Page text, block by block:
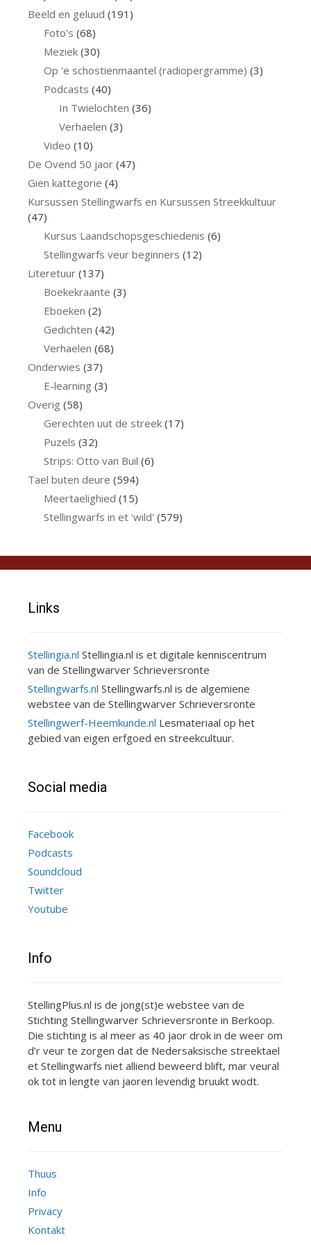
Beeld en geluud (191)
Foto's (68)
Meziek(30)
Op 'e schostienmaantel (radiopergramme) (3)
Podcasts (40)
In Twielochten (36)
Verhaelen (3)
Video (10)
De Ovend 50 jaor (47)
Gien kattegorie (4)
Kursussen Stellingwarfs en Kursussen Streekkultuur
(47)
Kursus Laandschopsgeschiedenis (6)
Stellingwarfs veur beginners (12)
Literetuur (137)
Boekekraante (3)
Eboeken (2)
Gedichten (42)
Verhaelen (68)
Onderwies (37)
E-learning (3)
Overig (58)
Gerechten uut de streek(17)
Puzels (32)
Strips: Otto van Buil (6)
Tael buten deure (594)
Meertaelighied (15)
Stellingwarfs in et 'wild' (579)
Links
Stellingia.nl Stellingia.nl is et digitale kenniscentrum
van de Stellingwarver Schrieversronte
Stellingwarfs.nl Stellingwarfs.nl is de algemiene
webstee van de Stellingwarver Schrieversronte
Stellingwerf-Heemkunde.nl Lesmateriaal op het
gebied van eigen erfgoed en streekcultuur.
Social media
Facebook
Podcasts
Soundcloud
Twitter
Youtube
Info
StellingPlus.nl is de jong(st)e webstee van de
Stichting Stellingwarver Schrieversronte in Berkoop.
Die stichting is al meer as 40 jaor drok in de weer om
d’r veur te zorgen dat de Nedersaksische streektael
et Stellingwarfs niet alliend beweerd blift, mar veural
ok tot in lengte van jaoren levendig bruukt wodt.
Menu
Thuus
Info
Privacy
Kontakt